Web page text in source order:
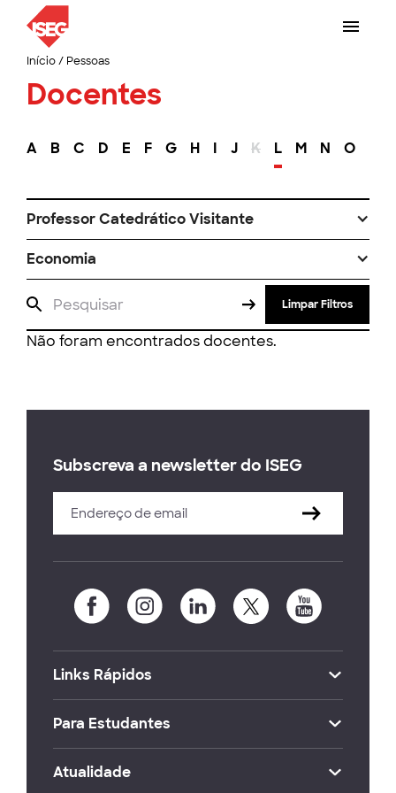
Início/ Pessoas
Docentes
A B C D E F G H I J K L M N O
Professor Catedrático Visitante
Economia
Limpar Filtros
Não foram encontrados docentes.
Subscreva a newsletter do ISEG
Links Rápidos
Para Estudantes
Atualidade